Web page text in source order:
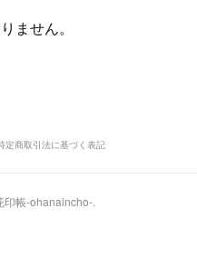
ません。
定商取引法に基づく表記
印帳-ohanaincho-.